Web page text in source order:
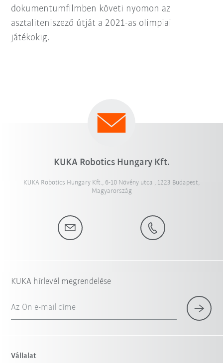
dokumentumfilmben követi nyomon az
asztaliteniszező útját a 2021-as olimpiai
játékokig.
KUKA Robotics Hungary Kft.
KUKA Robotics Hungary Kft., 6-10 Növény utca , 1223 Budapest,
Magyarország
KUKA hírlevél megrendelése
Az Ön e-mail címe
Vállalat